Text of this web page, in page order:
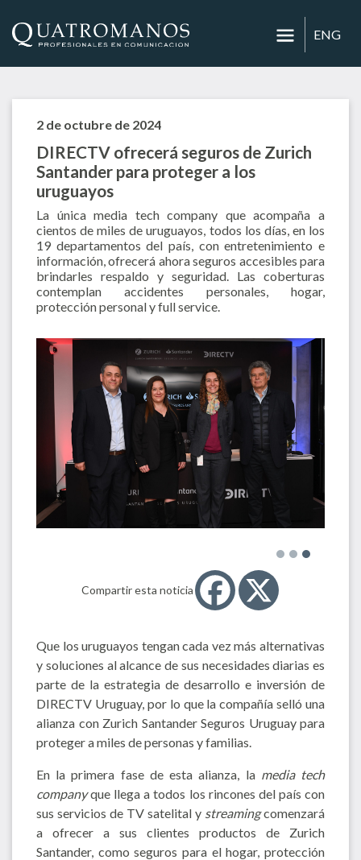
ENG
2 de octubre de 2024
DIRECTV ofrecerá seguros de Zurich
Santander para proteger a los
uruguayos
La única media tech company que acompaña a
cientos de miles de uruguayos, todos los días, en los
19 departamentos del país, con entretenimiento e
información, ofrecerá ahora seguros accesibles para
brindarles respaldo y seguridad. Las coberturas
contemplan accidentes personales, hogar,
protección personal y full service.
Compartir esta noticia
Que los uruguayos tengan cada vez más alternativas
y soluciones al alcance de sus necesidades diarias es
parte de la estrategia de desarrollo e inversión de
DIRECTV Uruguay, por lo que la compañía selló una
alianza con Zurich Santander Seguros Uruguay para
proteger a miles de personas y familias.
En la primera fase de esta alianza, la media tech
companyque llega a todos los rincones del país con
sus servicios de TV satelital y streamingcomenzará
a ofrecer a sus clientes productos de Zurich
Santander, como seguros para el hogar, protección